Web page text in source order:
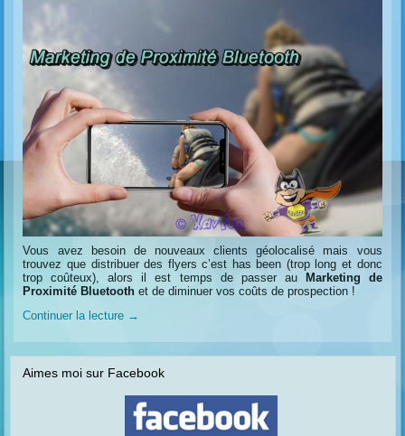
Vous avez besoin de nouveaux clients géolocalisé mais vous
trouvez que distribuer des flyers c’est has been (trop long et donc
trop coûteux), alors il est temps de passer auMarketing de
Proximité Bluetooth et de diminuer vos coûts de prospection !
Continuer la lecture →
Aimes moi sur Facebook